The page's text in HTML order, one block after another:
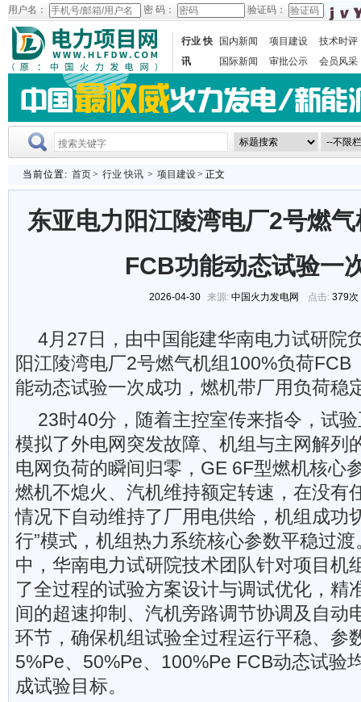
用户名： 密 码： 验证码：
行业 快
讯
国内新闻 项目建设
技术时评
国际新闻
审批公示 会员风采
当前位置: 首页> 行业 快讯 > 项目建设> 正文
东亚电力阳江陵湾电厂2号燃
FCB功能动态试验一
2026-04-30 来源: 中国火力发电网 点击: 379次
4月27日，由中国能建华南电力试研院
阳江陵湾电厂2号燃气机组100%负荷FCB
能动态试验一次成功，燃机带厂用负荷稳
23时40分，随着主控室传来指令，试
模拟了外电网突发故障、机组与主网解列
电网负荷的瞬间归零，GE 6F型燃机核心
燃机不熄火、汽机维持额定转速，在没有
情况下自动维持了厂用电供给，机组成功
行”模式，机组热力系统核心参数平稳过
中，华南电力试研院技术团队针对项目机
了全过程的试验方案设计与调试优化，精
间的超速抑制、汽机旁路调节协调及自动
环节，确保机组试验全过程运行平稳、参
5%Pe、50%Pe、100%Pe FCB动态试验
成试验目标。